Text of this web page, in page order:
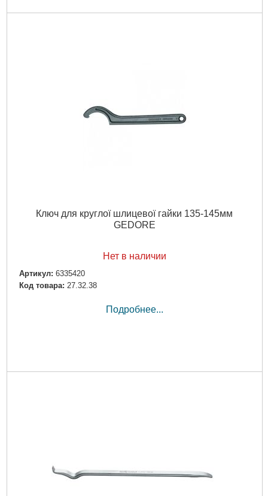
Ключ для круглої шлицевої гайки 135-145мм
GEDORE
Нет в наличии
Артикул: 6335420
Код товара: 27.32.38
Подробнее...